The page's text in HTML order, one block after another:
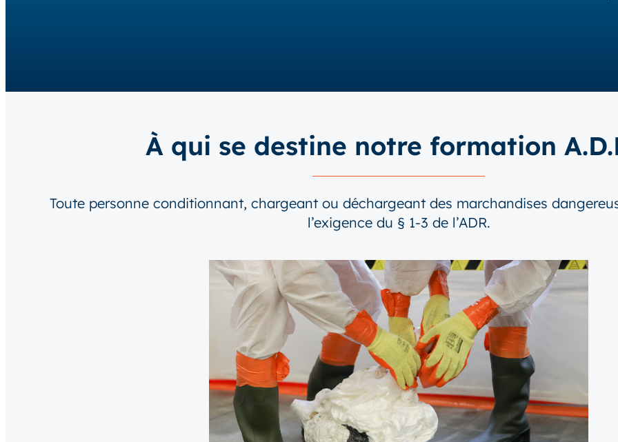
À qui se destine notre formation
Toute personne conditionnant, chargeant ou déchargeant des marchandises
l’exigence du § 1-3 de l’ADR.